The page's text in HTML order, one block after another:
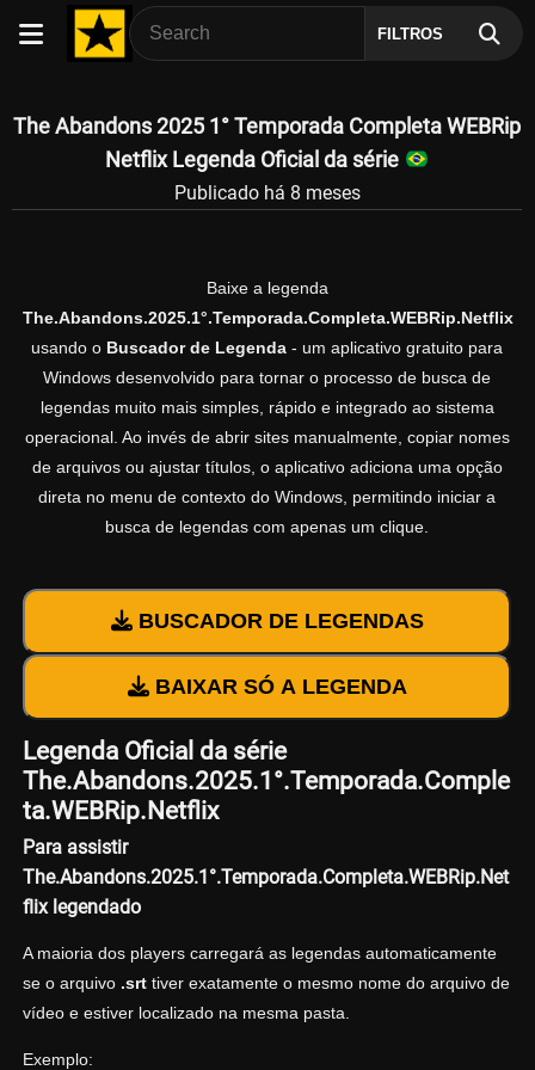
FILTROS
The Abandons 2025 1° Temporada Completa WEBRip
Netflix Legenda Oficial da série
Publicado há 8 meses
Baixe a legenda
The.Abandons.2025.1°.Temporada.Completa.WEBRip.Netflix
usando o Buscador de Legenda - um aplicativo gratuito para
Windows desenvolvido para tornar o processo de busca de
legendas muito mais simples, rápido e integrado ao sistema
operacional. Ao invés de abrir sites manualmente, copiar nomes
de arquivos ou ajustar títulos, o aplicativo adiciona uma opção
direta no menu de contexto do Windows, permitindo iniciar a
busca de legendas com apenas um clique.
BUSCADOR DE LEGENDAS
BAIXAR SÓ A LEGENDA
Legenda Oficial da série
The.Abandons.2025.1°.Temporada.Comple
ta.WEBRip.Netflix
Para assistir
The.Abandons.2025.1°.Temporada.Completa.WEBRip.Net
flix legendado
A maioria dos players carregará as legendas automaticamente
se o arquivo .srttiver exatamente o mesmo nome do arquivo de
vídeo e estiver localizado na mesma pasta.
Exemplo: